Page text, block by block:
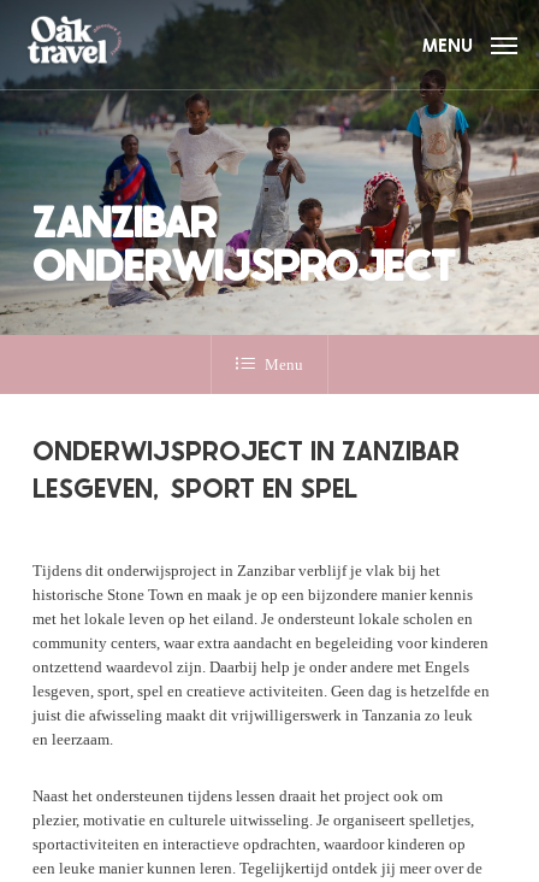
main
content
MENU
ZANZIBAR
ONDERWIJSPROJECT
Menu
ONDERWIJSPROJECT IN ZANZIBAR
LESGEVEN, SPORT EN SPEL
Tijdens dit onderwijsproject in Zanzibar verblijf je vlak bij het
historische Stone Town en maak je op een bijzondere manier kennis
met het lokale leven op het eiland. Je ondersteunt lokale scholen en
community centers, waar extra aandacht en begeleiding voor kinderen
ontzettend waardevol zijn. Daarbij help je onder andere met Engels
lesgeven, sport, spel en creatieve activiteiten. Geen dag is hetzelfde en
juist die afwisseling maakt dit vrijwilligerswerk in Tanzania zo leuk
en leerzaam.
Naast het ondersteunen tijdens lessen draait het project ook om
plezier, motivatie en culturele uitwisseling. Je organiseert spelletjes,
sportactiviteiten en interactieve opdrachten, waardoor kinderen op
een leuke manier kunnen leren. Tegelijkertijd ontdek jij meer over de